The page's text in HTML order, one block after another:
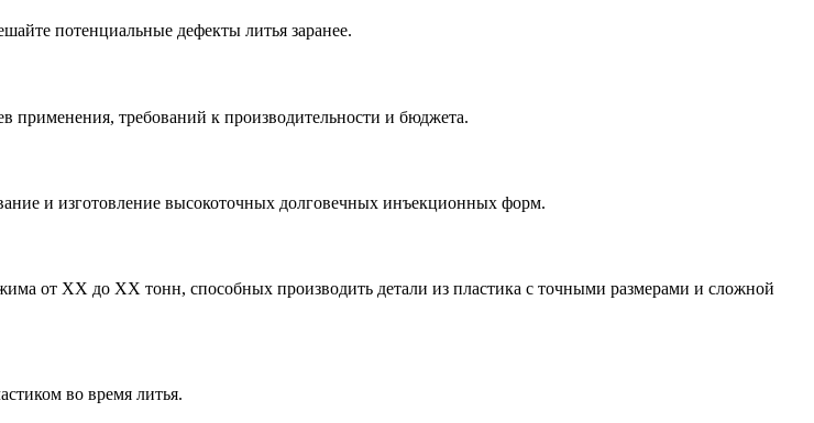
потенциальные дефекты литья заранее.
применения, требований к производительности и бюджета.
и изготовление высокоточных долговечных инъекционных форм.
от XX до XX тонн, способных производить детали из пластика с точными размерами и сложной
во время литья.